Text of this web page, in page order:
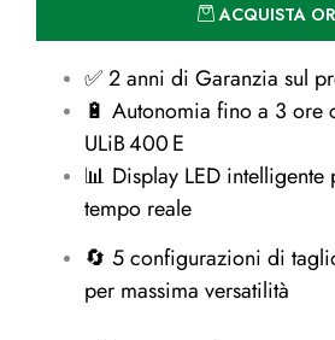
ACQUISTA
✅ 2 anni di Garanzia sul
🔋 Autonomia fino a 3 ore
ULiB 400 E
📊 Display LED
tempo reale
🔄 5 configurazioni di
per massima versatilità